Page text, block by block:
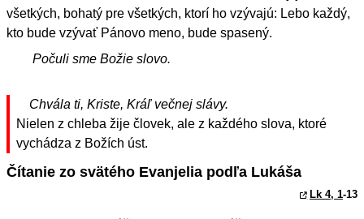
všetkých, bohatý pre všetkých, ktorí ho vzývajú: Lebo každý,
kto bude vzývať Pánovo meno, bude spasený.
Počuli sme Božie slovo.
Chvála ti, Kriste, Kráľ večnej slávy.
Nielen z chleba žije človek, ale z každého slova, ktoré
vychádza z Božích úst.
Čítanie zo svätého Evanjelia podľa Lukáša
Lk 4, 1-13